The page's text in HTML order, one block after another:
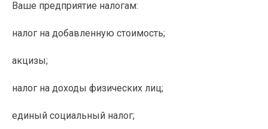
Ваше предприятие налогам:
налог на добавленную стоимость;
акцизы;
налог на доходы физических лиц;
единый социальный налог;